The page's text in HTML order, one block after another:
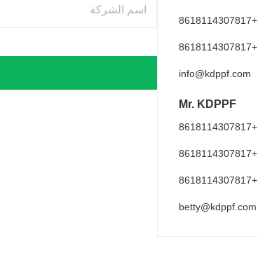
+8618114307817
+8618114307817
info@kdppf.com
Mr. KDPPF
+8618114307817
+8618114307817
+8618114307817
betty@kdppf.com